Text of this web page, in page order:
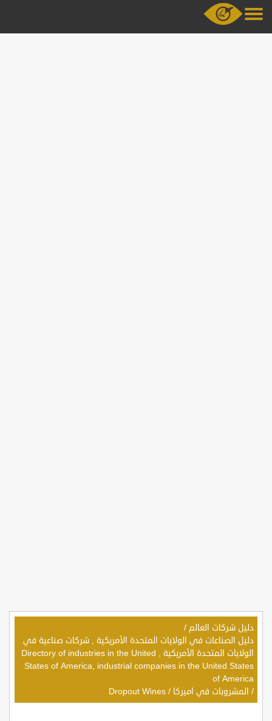
دليل شركات العالم /
دليل الصناعات في الولايات المتحدة الأمريكية , شركات صناعية في
الولايات المتحدة الأمريكية , Directory of industries in the United
States of America, industrial companies in the United States
of America
/ المشروبات في اميركا /
Dropout Wines